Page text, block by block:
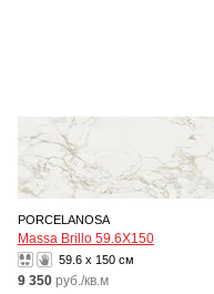
PORCELANOSA
Massa Brillо 59.6X150
59.6 x 150 см
9 350 руб./кв.м